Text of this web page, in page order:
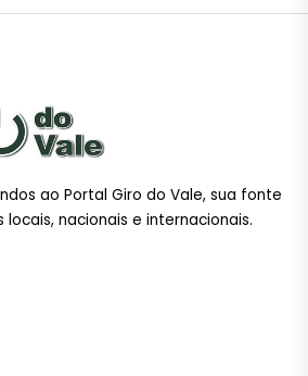
ao Portal Giro do Vale, sua fonte
nacionais e internacionais.